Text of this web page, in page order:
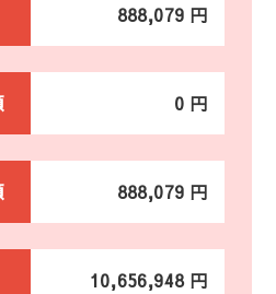
888,079 円
0 円
888,079 円
10,656,948 円